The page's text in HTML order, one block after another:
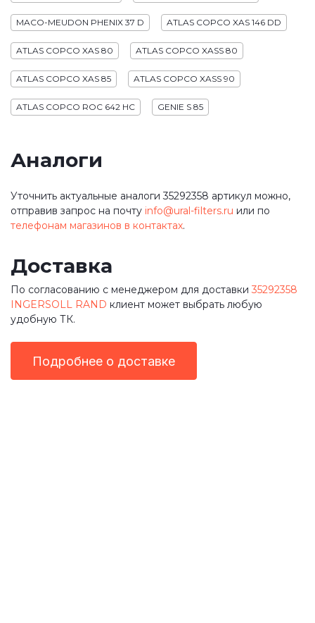
MACO-MEUDON PHENIX 37 D ATLAS COPCO XAS 146 DD
ATLAS COPCO XAS 80 ATLAS COPCO XASS 80
ATLAS COPCO XAS 85 ATLAS COPCO XASS 90
ATLAS COPCO ROC 642 HC GENIE S 85
Аналоги
Уточнить актуальные аналоги 35292358 артикул можно,
отправив запрос на почту info@ural-filters.ru или по
телефонам магазинов в контактах.
Доставка
По согласованию с менеджером для доставки 35292358
INGERSOLL RAND клиент может выбрать любую
удобную ТК.
Подробнее о доставке